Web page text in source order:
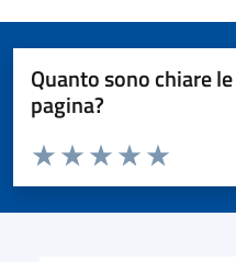
Quanto sono chiare
pagina?
Valuta da 1 a 5 stelle la pagina
Valuta 5
Valuta 4 stelle
Valuta 3 stelle su 5
Valuta 2 stelle su 5
Valuta 1 stelle su 5